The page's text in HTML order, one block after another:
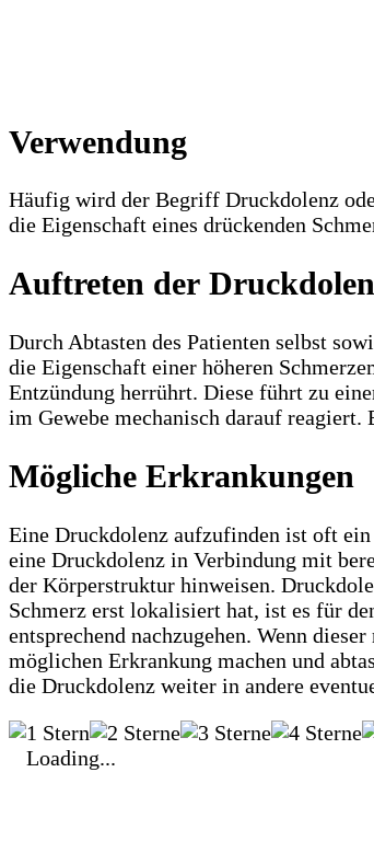
Verwendung
Häufig wird der Begriff Druckdolenz
die Eigenschaft eines drückenden
Auftreten der
Durch Abtasten des Patienten selbst
die Eigenschaft einer höheren
Entzündung herrührt. Diese führt zu
im Gewebe mechanisch darauf reagiert.
Mögliche Erkrankungen
Eine Druckdolenz aufzufinden ist oft
eine Druckdolenz in Verbindung mit
der Körperstruktur hinweisen.
Schmerz erst lokalisiert hat, ist es für
entsprechend nachzugehen. Wenn
möglichen Erkrankung machen und
die Druckdolenz weiter in andere
Loading...